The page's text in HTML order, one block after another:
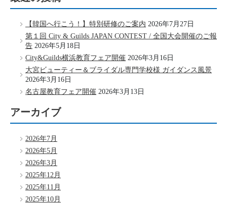
【韓国へ行こう！】特別研修のご案内 2026年7月27日
第１回 City & Guilds JAPAN CONTEST / 全国大会開催のご報
告 2026年5月18日
City&Guilds横浜教育フェア開催 2026年3月16日
大宮ビューティー＆ブライダル専門学校様 ガイダンス風景
2026年3月16日
名古屋教育フェア開催 2026年3月13日
アーカイブ
2026年7月
2026年5月
2026年3月
2025年12月
2025年11月
2025年10月